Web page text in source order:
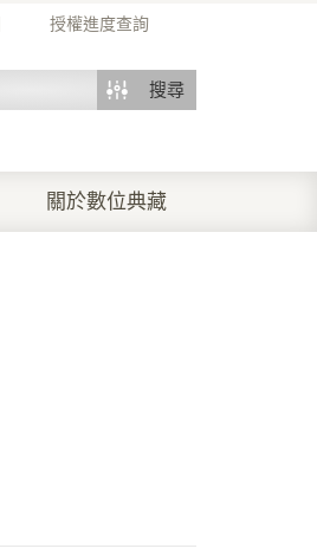
授權進度查詢
搜尋
關於數位典藏